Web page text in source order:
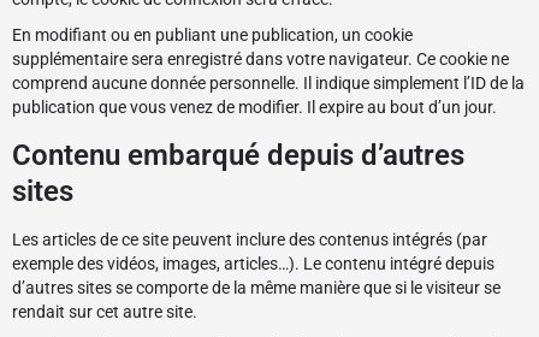
En modifiant ou en publiant une publication, un cookie
supplémentaire sera enregistré dans votre navigateur. Ce cookie ne
comprend aucune donnée personnelle. Il indique simplement l’ID de la
publication que vous venez de modifier. Il expire au bout d’un jour.
Contenu embarqué depuis d’autres
sites
Les articles de ce site peuvent inclure des contenus intégrés (par
exemple des vidéos, images, articles…). Le contenu intégré depuis
d’autres sites se comporte de la même manière que si le visiteur se
rendait sur cet autre site.